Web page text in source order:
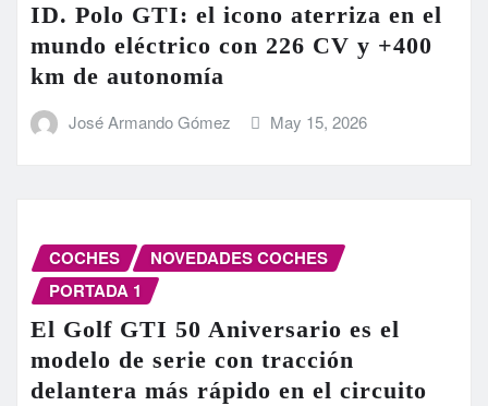
ID. Polo GTI: el icono aterriza en el
mundo eléctrico con 226 CV y +400
km de autonomía
José Armando Gómez May 15, 2026
COCHES
NOVEDADES COCHES
PORTADA 1
El Golf GTI 50 Aniversario es el
modelo de serie con tracción
delantera más rápido en el circuito